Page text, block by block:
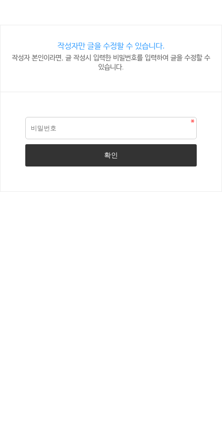
작성자만 글을 수정할 수 있습니다.
작성자 본인이라면, 글 작성시 입력한 비밀번호를 입력하여 글을 수정할 수
있습니다.